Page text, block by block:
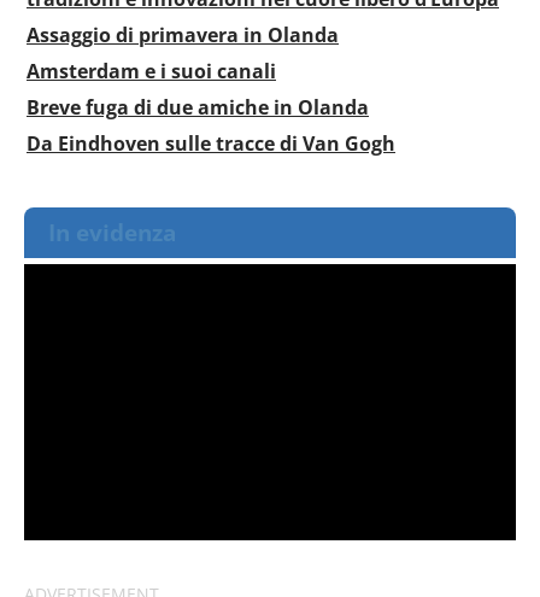
Assaggio di primavera in Olanda
Amsterdam e i suoi canali
Breve fuga di due amiche in Olanda
Da Eindhoven sulle tracce di Van Gogh
In evidenza